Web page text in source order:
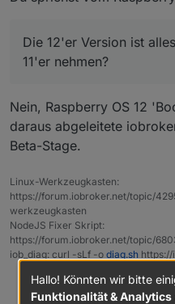
Die 12'er Version ist
11'er nehmen?
Nein, Raspberry OS 12
daraus abgeleitete
Beta-Stage.
Linux-Werkzeugkasten:
https://forum.iobroker.net/topic/
werkzeugkasten
NodeJS Fixer Skript:
https://forum.iobroker.net/topic/
iob_diag: curl -sLf -o diag.sh https://
Hallo! Könnten wir bitte
Funktionalität & Analytics